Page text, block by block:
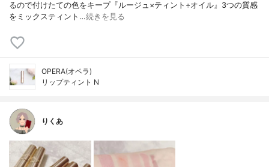
るので付けたての色をキープ『ルージュ×ティント÷オイル』3つの質感
をミックスティント…続きを見る
OPERA(オペラ)
リップティント N
りくあ